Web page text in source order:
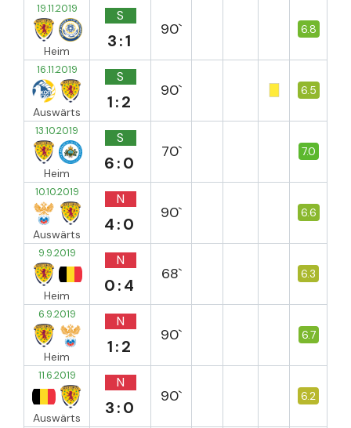
19.11.2019
Heim
S
3:1
90` 6.8
16.11.2019
Auswärts
S
1:2
90` 6.5
13.10.2019
Heim
S
6:0
70` 7.0
10.10.2019
Auswärts
N
4:0
90` 6.6
9.9.2019
Heim
N
0:4
68` 6.3
6.9.2019
Heim
N
1:2
90` 6.7
11.6.2019
Auswärts
N
3:0
90` 6.2